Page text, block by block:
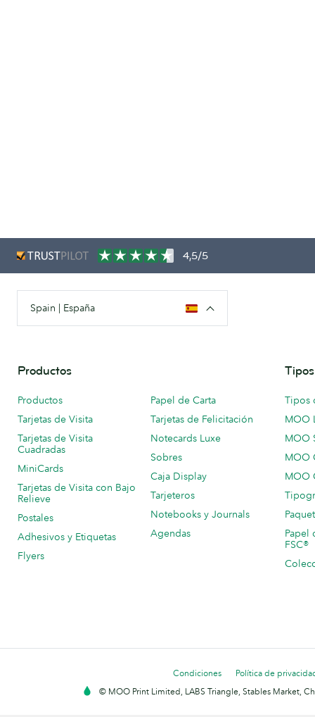
4,5/5
Spain | España
Productos
Productos
Tarjetas de Visita
Tarjetas de Visita
Cuadradas
MiniCards
Tarjetas de Visita con Bajo
Relieve
Postales
Adhesivos y Etiquetas
Flyers
Papel de Carta
Tarjetas de Felicitación
Notecards Luxe
Sobres
Caja Display
Tarjeteros
Notebooks y Journals
Agendas
Tipos
MOO
MOO
MOO
MOO
Papel
FSC®
Condiciones
Política de
© MOO Print Limited, LABS Triangle, Stables Market,